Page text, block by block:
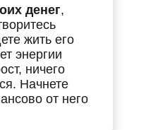
денег,
жить его
энергии
ничего
Начнете
от него